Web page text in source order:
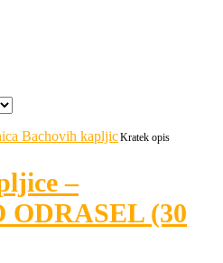
Kratek opis
–
ODRASEL (30